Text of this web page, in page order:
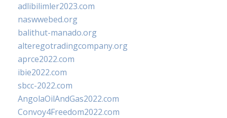
adlibilimler2023.com
naswwebed.org
balithut-manado.org
alteregotradingcompany.org
aprce2022.com
ibie2022.com
sbcc-2022.com
AngolaOilAndGas2022.com
Convoy4Freedom2022.com